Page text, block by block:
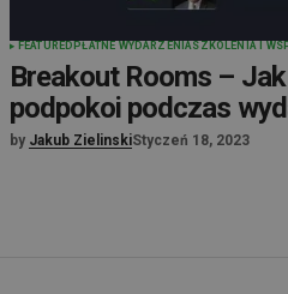
FEATURED PŁATNE WYDARZENIASZKOLENIA I
Breakout Rooms –
podpokoi podczas
by Jakub ZielinskiStyczeń 18, 2023